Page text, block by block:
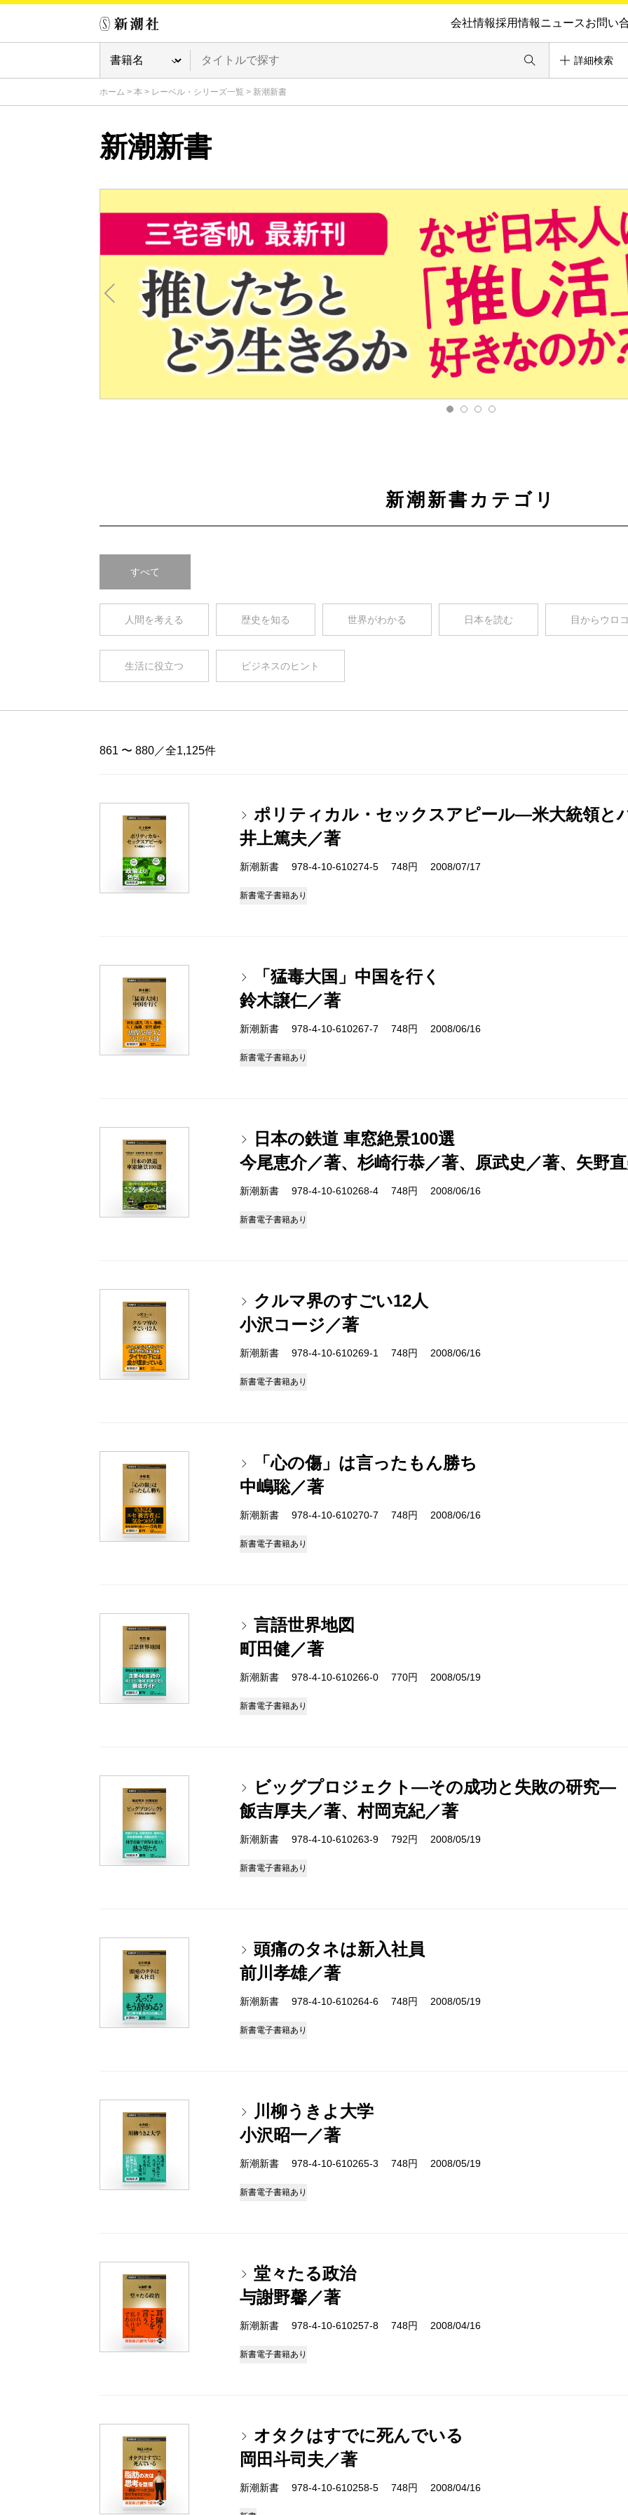
会社情報採用情報ニュースお問い
詳細検索
ホーム > 本 > レーベル・シリーズ一覧 > 新潮新書
新潮新書
新潮新書カテゴリ
すべて
人間を考える 歴史を知る 世界がわかる 日本を読む 目からウロ
生活に役立つ ビジネスのヒント
861 〜 880／全1,125件
ポリティカル・セックスアピール―米大統領と
井上篤夫／著
新潮新書 978-4-10-610274-5 748円 2008/07/17
新書電子書籍あり
「猛毒大国」中国を行く
鈴木譲仁／著
新潮新書 978-4-10-610267-7 748円 2008/06/16
新書電子書籍あり
日本の鉄道 車窓絶景100選
今尾恵介／著、杉崎行恭／著、原武史／著、矢野
新潮新書 978-4-10-610268-4 748円 2008/06/16
新書電子書籍あり
クルマ界のすごい12人
小沢コージ／著
新潮新書 978-4-10-610269-1 748円 2008/06/16
新書電子書籍あり
「心の傷」は言ったもん勝ち
中嶋聡／著
新潮新書 978-4-10-610270-7 748円 2008/06/16
新書電子書籍あり
言語世界地図
町田健／著
新潮新書 978-4-10-610266-0 770円 2008/05/19
新書電子書籍あり
ビッグプロジェクト―その成功と失敗の研究―
飯吉厚夫／著、村岡克紀／著
新潮新書 978-4-10-610263-9 792円 2008/05/19
新書電子書籍あり
頭痛のタネは新入社員
前川孝雄／著
新潮新書 978-4-10-610264-6 748円 2008/05/19
新書電子書籍あり
川柳うきよ大学
小沢昭一／著
新潮新書 978-4-10-610265-3 748円 2008/05/19
新書電子書籍あり
堂々たる政治
与謝野馨／著
新潮新書 978-4-10-610257-8 748円 2008/04/16
新書電子書籍あり
オタクはすでに死んでいる
岡田斗司夫／著
新潮新書 978-4-10-610258-5 748円 2008/04/16